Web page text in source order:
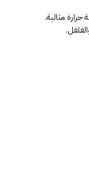
مثالية.